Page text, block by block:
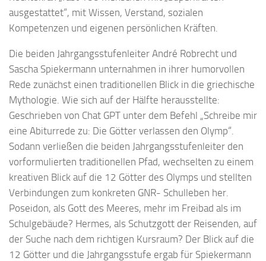
ausgestattet“, mit Wissen, Verstand, sozialen
Kompetenzen und eigenen persönlichen Kräften.
Die beiden Jahrgangsstufenleiter André Robrecht und
Sascha Spiekermann unternahmen in ihrer humorvollen
Rede zunächst einen traditionellen Blick in die griechische
Mythologie. Wie sich auf der Hälfte herausstellte:
Geschrieben von Chat GPT unter dem Befehl „Schreibe mir
eine Abiturrede zu: Die Götter verlassen den Olymp“.
Sodann verließen die beiden Jahrgangsstufenleiter den
vorformulierten traditionellen Pfad, wechselten zu einem
kreativen Blick auf die 12 Götter des Olymps und stellten
Verbindungen zum konkreten GNR- Schulleben her.
Poseidon, als Gott des Meeres, mehr im Freibad als im
Schulgebäude? Hermes, als Schutzgott der Reisenden, auf
der Suche nach dem richtigen Kursraum? Der Blick auf die
12 Götter und die Jahrgangsstufe ergab für Spiekermann